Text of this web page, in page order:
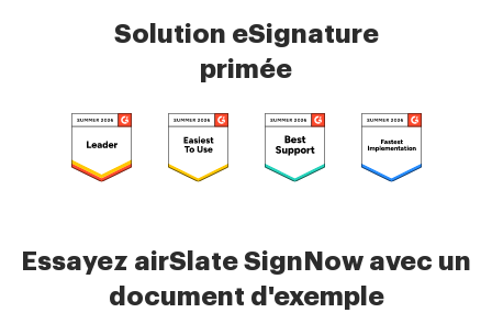
Solution eSignature
primée
Essayez airSlate SignNow avec un
document d'exemple